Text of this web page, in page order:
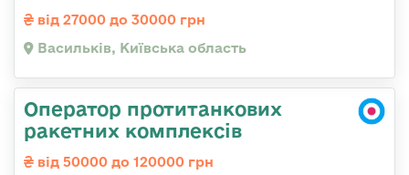
від 27000 до 30000 грн
Васильків, Київська область
Оператор протитанкових
ракетних комплексів
від 50000 до 120000 грн